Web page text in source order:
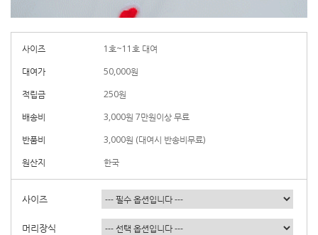
사이즈
1호~11호 대여
대여가
50,000원
적립금
250원
배송비
3,000원 7만원이상 무료
반품비
3,000원 (대여시 반송비무료)
원산지
한국
사이즈
머리장식